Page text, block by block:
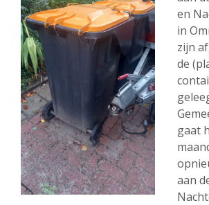
en
in
zijn
de
gaat
aan